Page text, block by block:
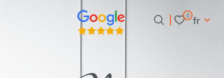
0 Langue
fr
Langue
fr